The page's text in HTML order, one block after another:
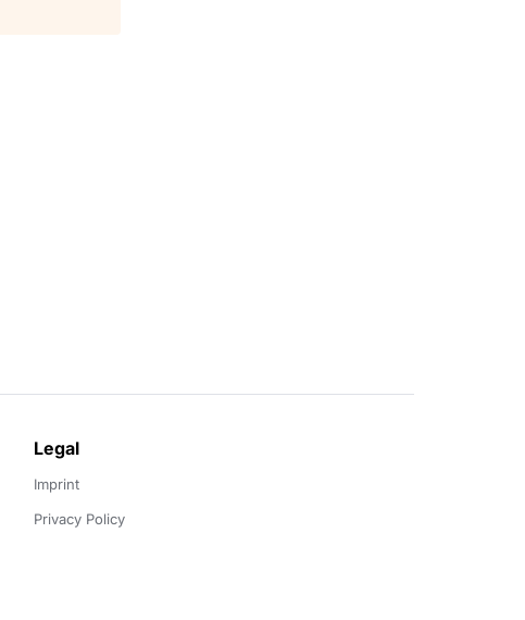
Legal
Imprint
Privacy Policy